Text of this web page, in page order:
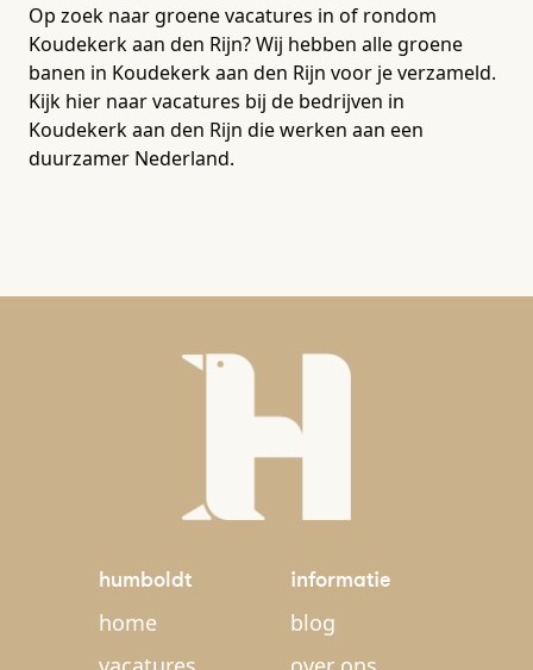
Op zoek naar groene vacatures in of rondom
Koudekerk aan den Rijn? Wij hebben alle groene
banen in Koudekerk aan den Rijn voor je verzameld.
Kijk hier naar vacatures bij de bedrijven in
Koudekerk aan den Rijn die werken aan een
duurzamer Nederland.
humboldt
home
informatie
blog